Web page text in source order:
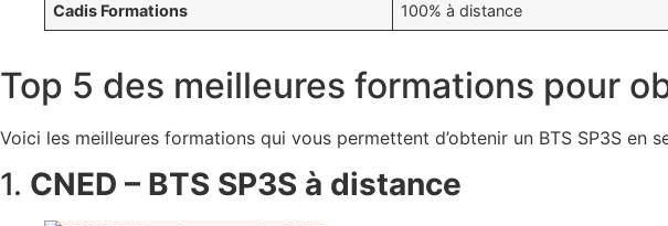
Cadis Formations 100% à distance
Top 5 des meilleures formations pour
Voici les meilleures formations qui vous permettent d’obtenir un BTS SP3S
1. CNED – BTS SP3S à distance